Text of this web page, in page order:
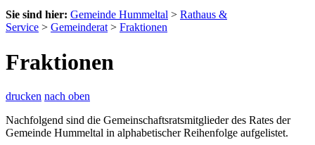
Sie sind hier: Gemeinde Hummeltal > Rathaus &
Service > Gemeinderat > Fraktionen
Fraktionen
drucken nach oben
Nachfolgend sind die Gemeinschaftsratsmitglieder des Rates der
Gemeinde Hummeltal in alphabetischer Reihenfolge aufgelistet.